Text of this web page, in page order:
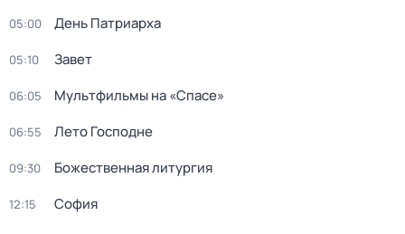
05:00 День Патриарха
05:10 Завет
06:05 Мультфильмы нa «Спаcе»
06:55 Лето Господне
09:30 Божественная литургия
12:15 София